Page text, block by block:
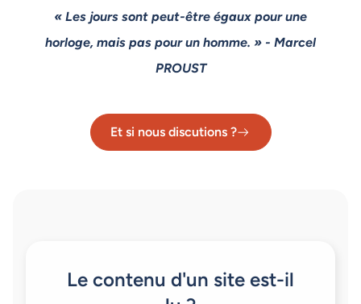
« Les jours sont peut-être égaux pour une
horloge, mais pas pour un homme. » - Marcel
PROUST
Et si nous discutions ?
Le contenu d'un site est-il